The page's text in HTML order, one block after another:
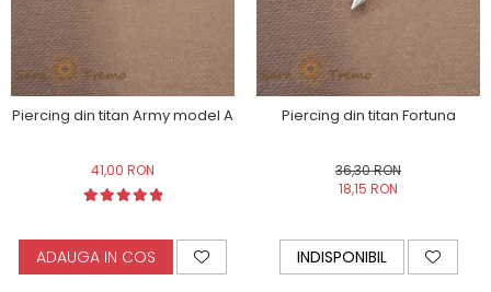
Piercing din titan Army model A
41,00 RON
ADAUGA IN COS
Piercing din titan Fortuna
36,30 RON
18,15 RON
INDISPONIBIL